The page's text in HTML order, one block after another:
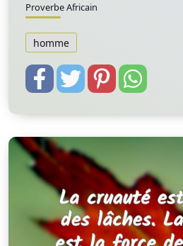
Proverbe Africain
homme